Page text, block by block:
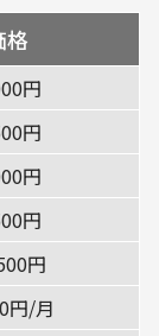
ラン
格
円
円
円
円
円
円/月